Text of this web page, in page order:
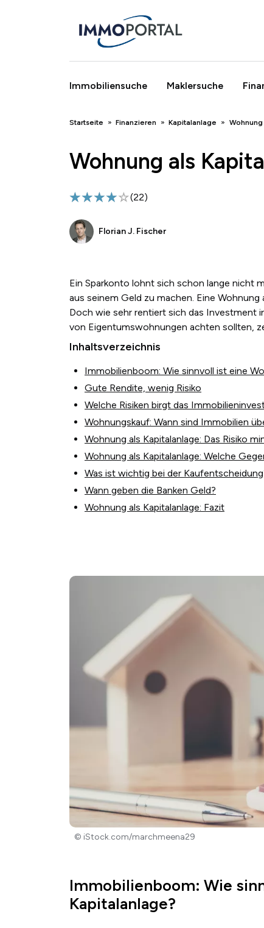
Immobiliensuche Maklersuche
Breadcrumb
Startseite Finanzieren Kapitalanlage
Wohnung als
(22)
Florian J. Fischer
Ein Sparkonto lohnt sich schon lange nicht
aus seinem Geld zu machen. Eine Wohnung
Doch wie sehr rentiert sich das Investment
von Eigentumswohnungen achten sollten,
Inhaltsverzeichnis
Immobilienboom: Wie sinnvoll ist eine
Gute Rendite, wenig Risiko
Welche Risiken birgt das
Wohnungskauf: Wann sind Immobilien
Wohnung als Kapitalanlage: Das Risiko
Wohnung als Kapitalanlage: Welche
Was ist wichtig bei der
Wann geben die Banken Geld?
Wohnung als Kapitalanlage: Fazit
© iStock.com/marchmeena29
Immobilienboom: Wie
Kapitalanlage?